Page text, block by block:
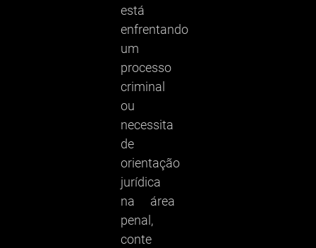
está
enfrentando
um
processo
criminal
ou
necessita
de
orientação
jurídica
na área
penal,
conte